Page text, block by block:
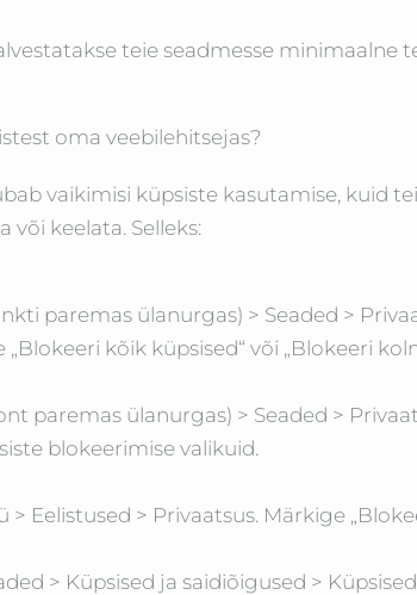
teie seadmesse minimaalne
oma veebilehitsejas?
vaikimisi küpsiste kasutamise, kuid
või keelata. Selleks:
paremas ülanurgas) > Seaded >
„Blokeeri kõik küpsised“ või „Blokeeri
paremas ülanurgas) > Seaded >
blokeerimise valikuid.
> Eelistused > Privaatsus. Märkige
> Küpsised ja saidiõigused >